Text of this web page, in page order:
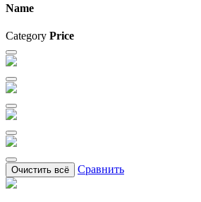
Name
Category Price
Очистить всё Сравнить